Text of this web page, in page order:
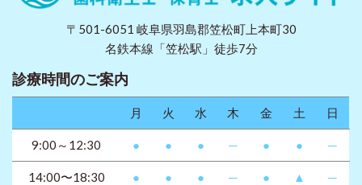
〒501-6051 岐阜県羽島郡笠松町上本町30
名鉄本線「笠松駅」徒歩7分
診療時間のご案内
月 火 水 木 金 土 日
9:00～12:30 ● ● ● ─ ● ● ─
14:00〜18:30 ● ● ● ─ ● ▲ ─